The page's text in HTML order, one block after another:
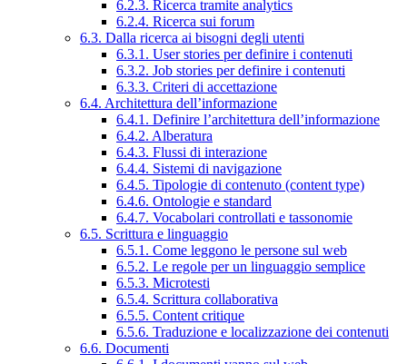
6.2.3. Ricerca tramite analytics
6.2.4. Ricerca sui forum
6.3. Dalla ricerca ai bisogni degli utenti
6.3.1. User stories per definire i contenuti
6.3.2. Job stories per definire i contenuti
6.3.3. Criteri di accettazione
6.4. Architettura dell’informazione
6.4.1. Definire l’architettura dell’informazione
6.4.2. Alberatura
6.4.3. Flussi di interazione
6.4.4. Sistemi di navigazione
6.4.5. Tipologie di contenuto (content type)
6.4.6. Ontologie e standard
6.4.7. Vocabolari controllati e tassonomie
6.5. Scrittura e linguaggio
6.5.1. Come leggono le persone sul web
6.5.2. Le regole per un linguaggio semplice
6.5.3. Microtesti
6.5.4. Scrittura collaborativa
6.5.5. Content critique
6.5.6. Traduzione e localizzazione dei contenuti
6.6. Documenti